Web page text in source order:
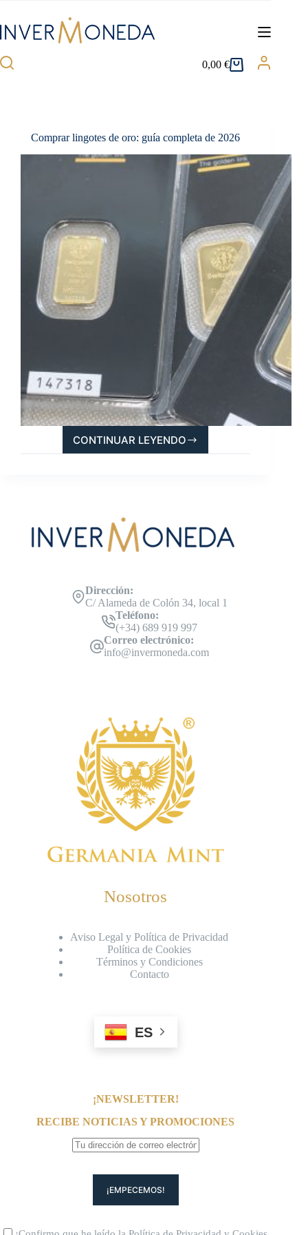
contenido
Carro
0,00€
Comprar lingotes de oro: guía completa de 2026
CONTINUAR LEYENDO
COMPRAR
LINGOTES
DE
2026
Dirección:
C/ Alameda de Colón 34, local 1
Teléfono:
(+34) 689 919 997
Correo electrónico:
info@invermoneda.com
Nosotros
Aviso Legal y Política de Privacidad
Política de Cookies
Términos y Condiciones
Contacto
ES
¡NEWSLETTER!
RECIBE NOTICIAS Y PROMOCIONES